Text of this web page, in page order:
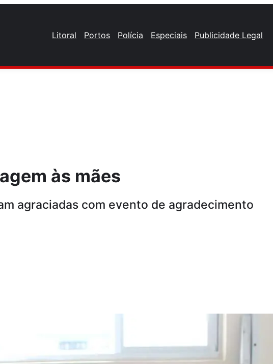
Litoral Portos Polícia Especiais Publicidade Legal
às mães
agraciadas com evento de agradecimento